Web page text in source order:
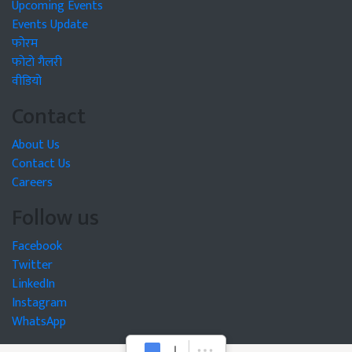
Upcoming Events
Events Update
फोरम
फोटो गैलरी
वीडियो
Contact
About Us
Contact Us
Careers
Follow us
Facebook
Twitter
LinkedIn
Instagram
WhatsApp